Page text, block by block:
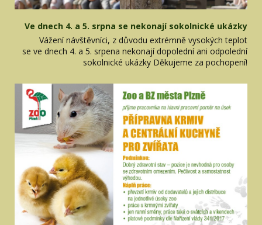
Ve dnech 4. a 5. srpna se nekonají sokolnické ukázky
Vážení návštěvníci, z důvodu extrémně vysokých teplot
se ve dnech 4. a 5. srpena nekonají dopolední ani odpolední
sokolnické ukázky Děkujeme za pochopení!